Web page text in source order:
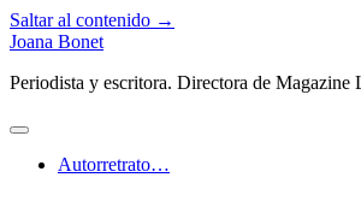
Saltar al contenido →
Joana Bonet
Periodista y escritora. Directora de Magazine
abrir
Autorretrato…